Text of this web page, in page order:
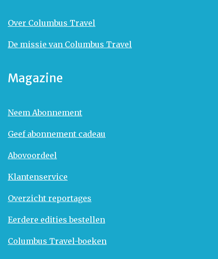
Over Columbus Travel
De missie van Columbus Travel
Magazine
Neem Abonnement
Geef abonnement cadeau
Abovoordeel
Klantenservice
Overzicht reportages
Eerdere edities bestellen
Columbus Travel-boeken